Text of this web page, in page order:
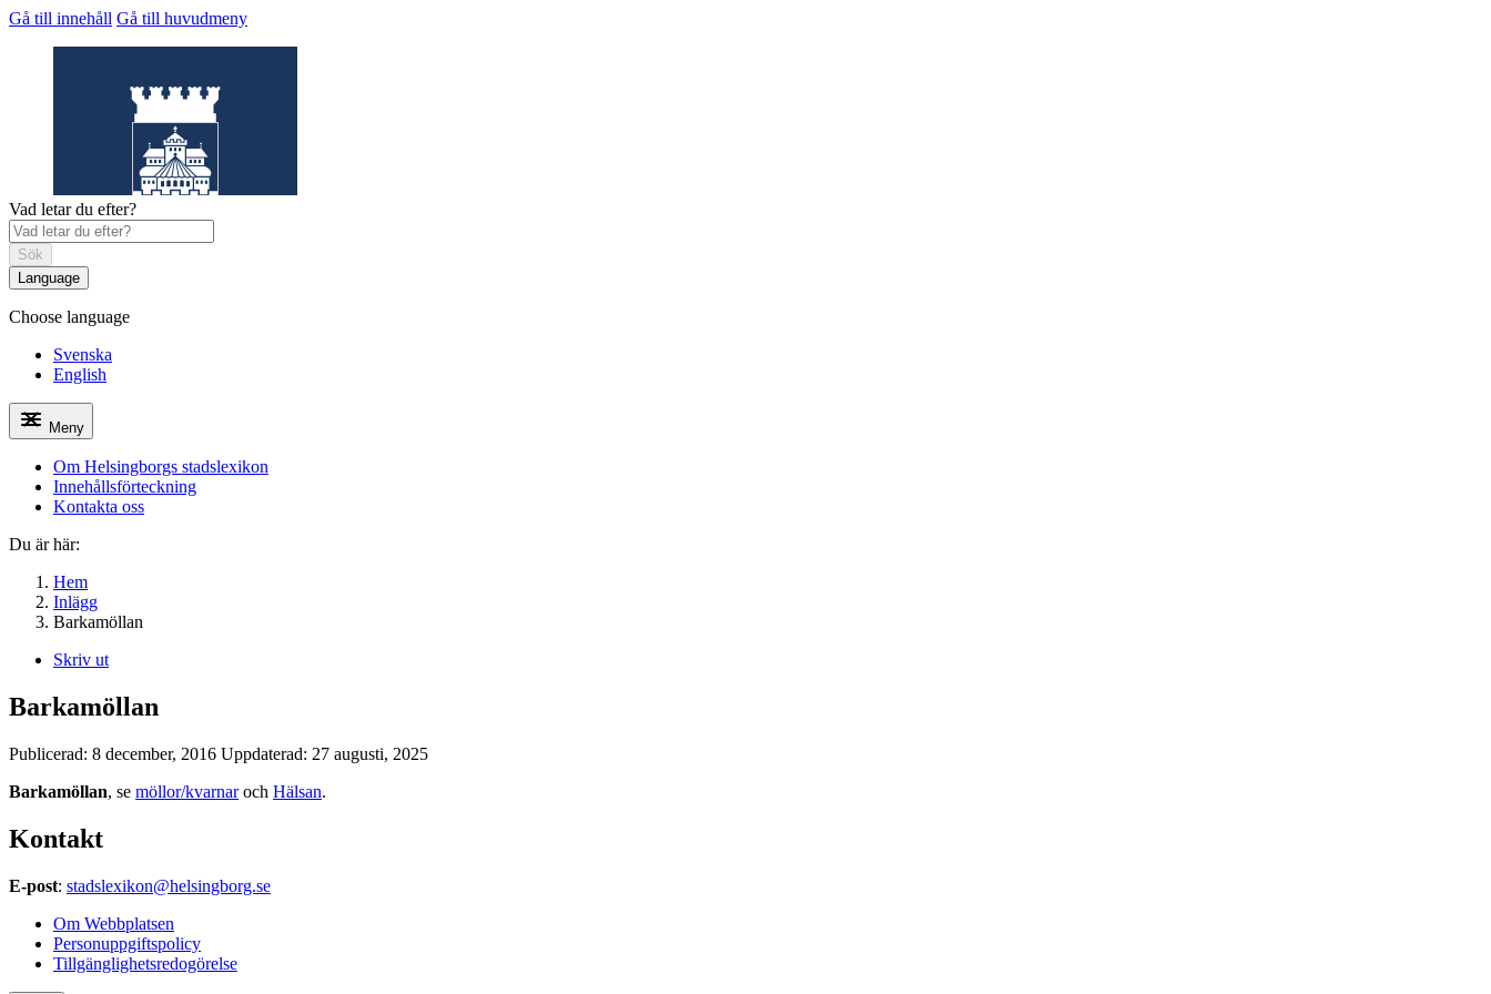
Gå till innehåll Gå till huvudmeny
Helsingborgs stadslexikon
Vad letar du efter?
Sök
Language
Choose language
Svenska
English
Meny
Om Helsingborgs stadslexikon
Innehållsförteckning
Kontakta oss
Du är här:
Hem
Inlägg
Barkamöllan
Skriv ut
Barkamöllan
Publicerad: 8 december, 2016 Uppdaterad: 27 augusti, 2025
Barkamöllan, se möllor/kvarnaroch Hälsan.
Kontakt
E-post: stadslexikon@helsingborg.se
Om Webbplatsen
Personuppgiftspolicy
Tillgänglighetsredogörelse